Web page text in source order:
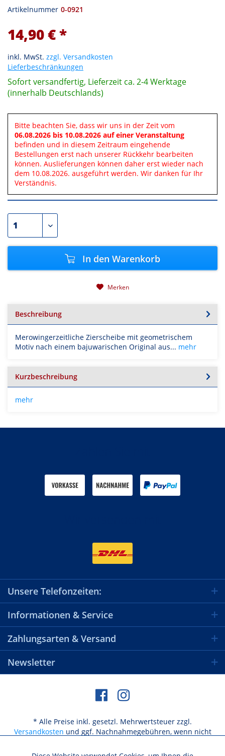
Artikelnummer 0-0921
14,90 € *
inkl. MwSt. zzgl. Versandkosten
Lieferbeschränkungen
Sofort versandfertig, Lieferzeit ca. 2-4 Werktage
(innerhalb Deutschlands)
Bitte beachten Sie, dass wir uns in der Zeit vom
06.08.2026 bis 10.08.2026 auf einer Veranstaltung
befinden und in diesem Zeitraum eingehende
Bestellungen erst nach unserer Rückkehr bearbeiten
können. Auslieferungen können daher erst wieder nach
dem 10.08.2026. ausgeführt werden. Wir danken für Ihr
Verständnis.
In den Warenkorb
Merken
Beschreibung
Merowingerzeitliche Zierscheibe mit geometrischem
Motiv nach einem bajuwarischen Original aus... mehr
Kurzbeschreibung
mehr
Unsere Telefonzeiten:
Informationen & Service
Zahlungsarten & Versand
Newsletter
* Alle Preise inkl. gesetzl. Mehrwertsteuer zzgl.
Versandkosten und ggf. Nachnahmegebühren, wenn nicht